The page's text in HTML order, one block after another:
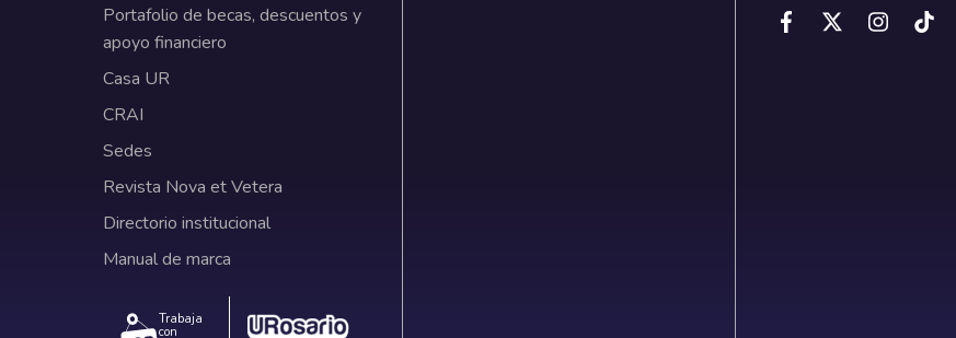
Portafolio de becas, descuentos y
apoyo financiero
Casa UR
CRAI
Sedes
Revista Nova et Vetera
Directorio institucional
Manual de marca
Trabaja
con